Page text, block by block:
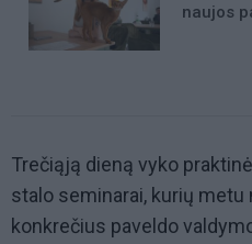
naujos
Trečiąją dieną vyko
stalo seminarai, kurių metu
konkrečius paveldo